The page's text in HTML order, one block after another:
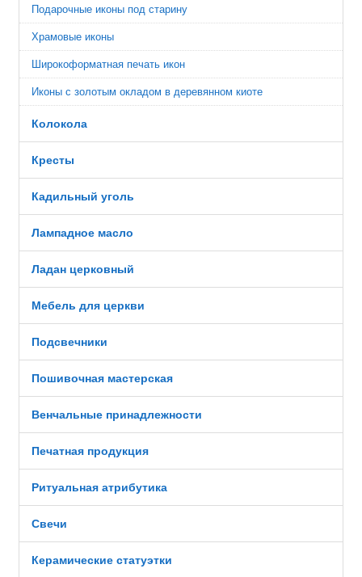
Подарочные иконы под старину
Храмовые иконы
Широкоформатная печать икон
Иконы с золотым окладом в деревянном киоте
Колокола
Кресты
Кадильный уголь
Лампадное масло
Ладан церковный
Мебель для церкви
Подсвечники
Пошивочная мастерская
Венчальные принадлежности
Печатная продукция
Ритуальная атрибутика
Свечи
Керамические статуэтки